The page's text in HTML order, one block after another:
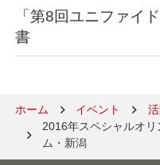
「第8回ユニファイ
書
ホーム イベント
2016年スペシャルオ
ム・新潟